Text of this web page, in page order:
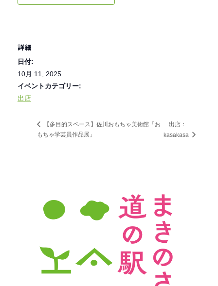
詳細
日付:
10月 11, 2025
イベントカテゴリー:
出店
【多目的スペース】佐川おもちゃ美術館「お
もちゃ学芸員作品展」
出店：
kasakasa